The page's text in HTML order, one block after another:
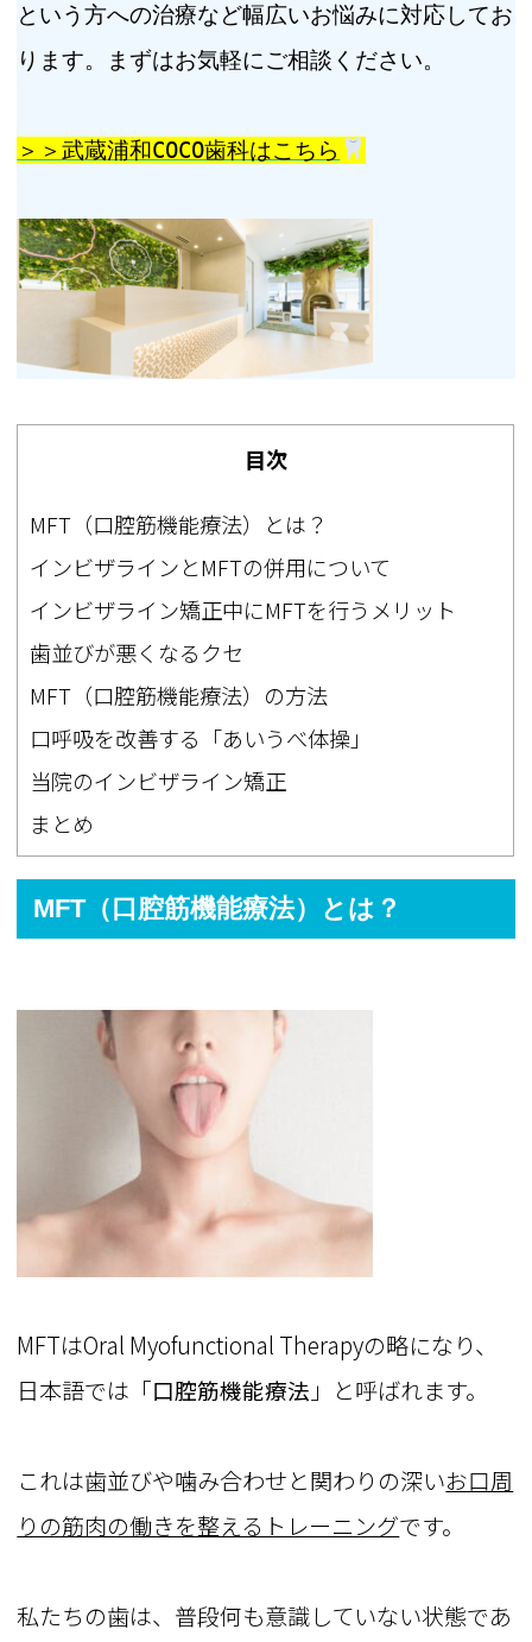
という方への治療など幅広いお悩みに対応してお
ります。まずはお気軽にご相談ください。
＞＞武蔵浦和COCO歯科はこちら
目次
MFT（口腔筋機能療法）とは？
インビザラインとMFTの併用について
インビザライン矯正中にMFTを行うメリット
歯並びが悪くなるクセ
MFT（口腔筋機能療法）の方法
口呼吸を改善する「あいうべ体操」
当院のインビザライン矯正
まとめ
MFT（口腔筋機能療法）とは？
MFTはOral Myofunctional Therapyの略になり、
日本語では「口腔筋機能療法 」と呼ばれます。
これは歯並びや噛み合わせと関わりの深いお口周
りの筋肉の働きを整えるトレーニングです。
私たちの歯は、普段何も意識していない状態であ